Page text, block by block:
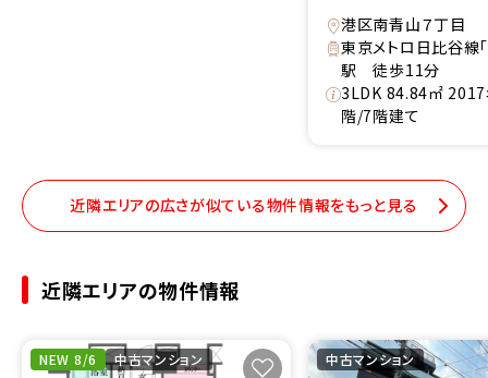
港区南青山７丁目
東京メトロ日比谷線
駅 徒歩11分
3LDK 84.84㎡
階/7階建て
近隣エリアの広さが似ている物件情報をもっと見る
近隣エリアの物件情報
NEW 8/6 中古マンション 中古マンション